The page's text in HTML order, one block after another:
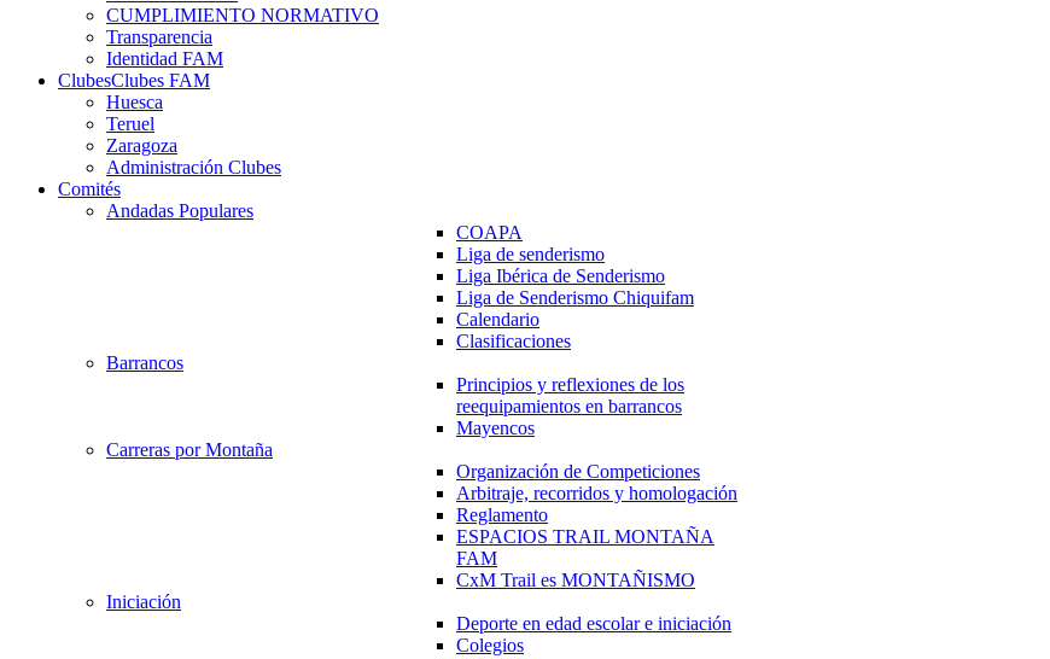
CUMPLIMIENTO NORMATIVO
Transparencia
Identidad FAM
ClubesClubes FAM
Huesca
Teruel
Zaragoza
Administración Clubes
Comités
Andadas Populares
COAPA
Liga de senderismo
Liga Ibérica de Senderismo
Liga de Senderismo Chiquifam
Calendario
Clasificaciones
Barrancos
Principios y reflexiones de los
reequipamientos en barrancos
Mayencos
Carreras por Montaña
Organización de Competiciones
Arbitraje, recorridos y homologación
Reglamento
ESPACIOS TRAIL MONTAÑA
FAM
CxM Trail es MONTAÑISMO
Iniciación
Deporte en edad escolar e iniciación
Colegios